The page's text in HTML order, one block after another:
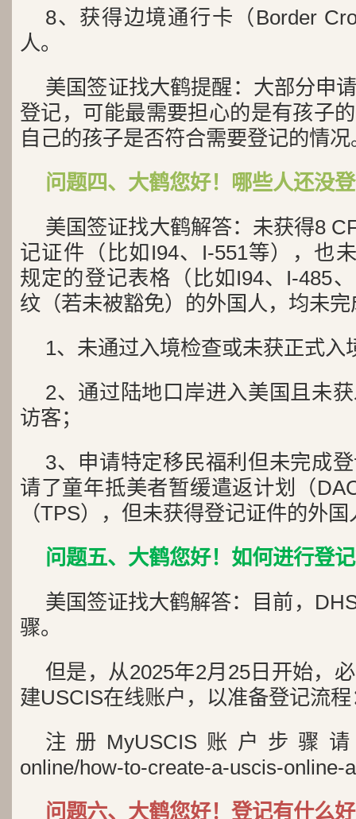
8、获得边境通行卡（Border
人。
美国签证找大鹤提醒：大部分申
登记，可能最需要担心的是有孩子
自己的孩子是否符合需要登记的情况
问题四、大鹤您好！哪些人还没
美国签证找大鹤解答：未获得8
记证件（比如I94、I-551等），也
规定的登记表格（比如I94、I-485
纹（若未被豁免）的外国人，均未
1、未通过入境检查或未获正式入
2、通过陆地口岸进入美国且未
访客；
3、申请特定移民福利但未完成
请了童年抵美者暂缓遣返计划（
（TPS），但未获得登记证件的外国
问题五、大鹤您好！如何进行登
美国签证找大鹤解答：目前，
骤。
但是，从2025年2月25日开始，
建USCIS在线账户，以准备登记流
注册MyUSCIS账户步骤请
online/how-to-create-a-uscis-online-
问题六、大鹤您好！登记有什么